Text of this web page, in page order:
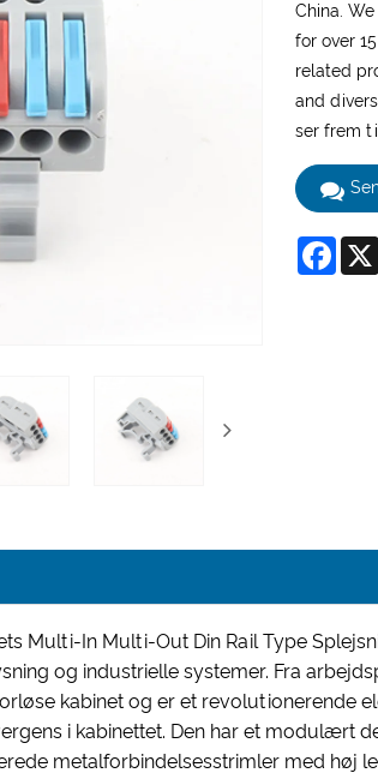
China.
for over
related
and
ser frem
Multi-In Multi-Out Din Rail Type
og industrielle systemer. Fra
kabinet og er et revolutionerende
i kabinettet. Den har et modulært
metalforbindelsesstrimler med